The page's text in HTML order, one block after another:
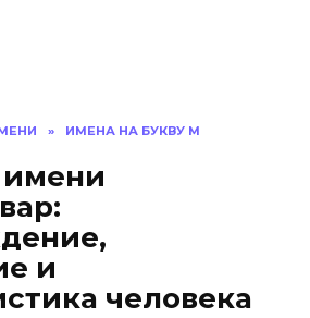
» ИМЕНА НА БУКВУ М
и
человека